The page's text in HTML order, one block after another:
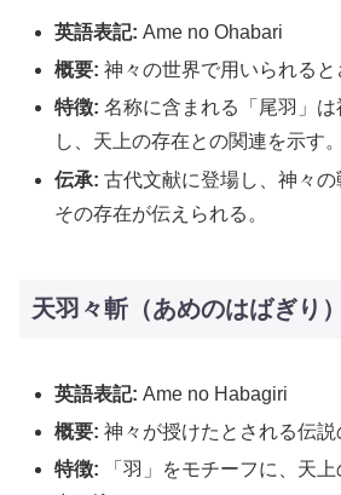
英語表記: Ame no Ohabari
概要: 神々の世界で用いられると
特徴: 名称に含まれる「尾羽」
し、天上の存在との関連を示す。
伝承: 古代文献に登場し、神々
その存在が伝えられる。
天羽々斬（あめのはばぎり）
英語表記: Ame no Habagiri
概要: 神々が授けたとされる伝説
特徴: 「羽」をモチーフに、天